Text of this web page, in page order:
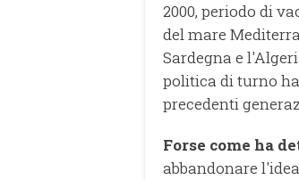
2000, periodo di
del mare
Sardegna e
politica di turno
precedenti
Forse come ha
abbandonare